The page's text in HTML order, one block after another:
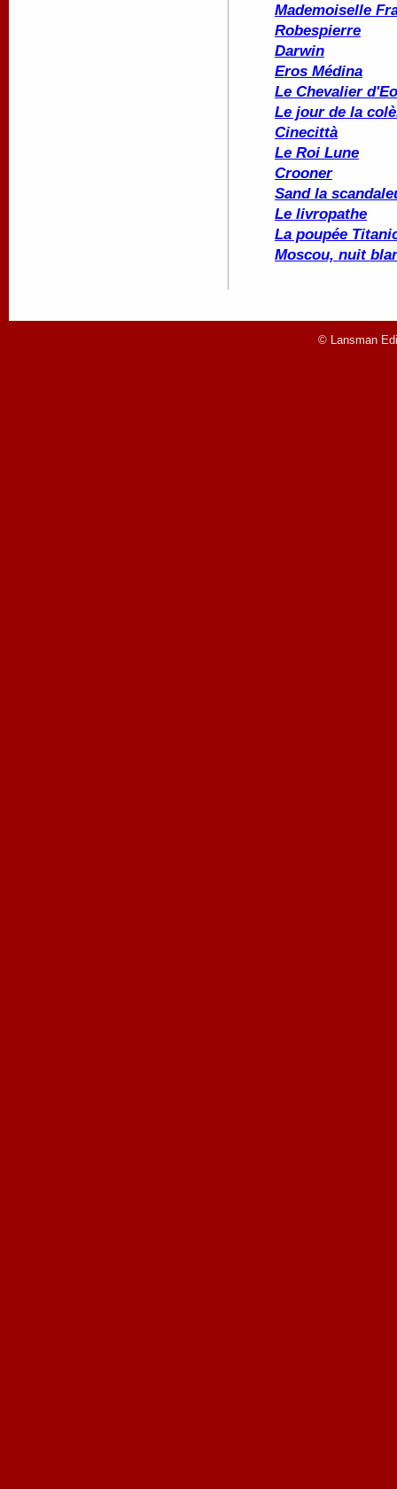
Mademoiselle
Robespierre
Darwin
Eros Médina
Le Chevalier
Le jour de la
Cinecittà
Le Roi Lune
Crooner
Sand la
Le livropathe
La poupée
Moscou, nuit
© Lansman